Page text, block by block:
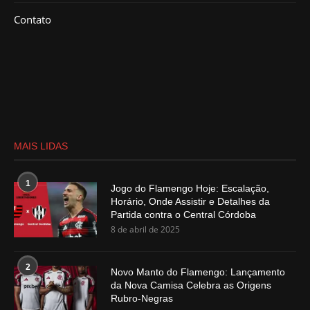
Contato
MAIS LIDAS
1
Jogo do Flamengo Hoje: Escalação,
Horário, Onde Assistir e Detalhes da
Partida contra o Central Córdoba
8 de abril de 2025
2
Novo Manto do Flamengo: Lançamento
da Nova Camisa Celebra as Origens
Rubro-Negras